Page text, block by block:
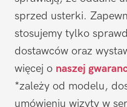
sprzed usterki.
stosujemy tylko
dostawców oraz
więcej o naszej
*zależy od modelu,
umówieniu wizyty w